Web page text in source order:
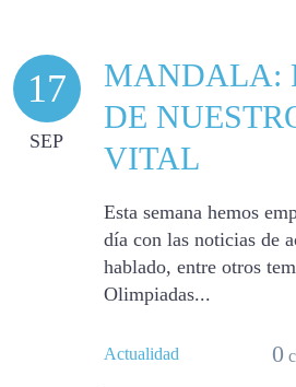
17
SEP
MANDALA:
DE
VITAL
Esta semana hemos
día con las noticias de
hablado, entre otros
Olimpiadas...
Actualidad 0